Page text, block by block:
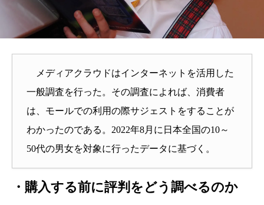
メディアクラウドはインターネットを活用した
一般調査を行った。その調査によれば、消費者
は、モールでの利用の際サジェストをすることが
わかったのである。2022年8月に日本全国の10～
50代の男女を対象に行ったデータに基づく。
・購入する前に評判をどう調べるのか